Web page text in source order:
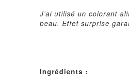
J’ai utilisé un colorant
beau. Effet surprise
Ingrédients :